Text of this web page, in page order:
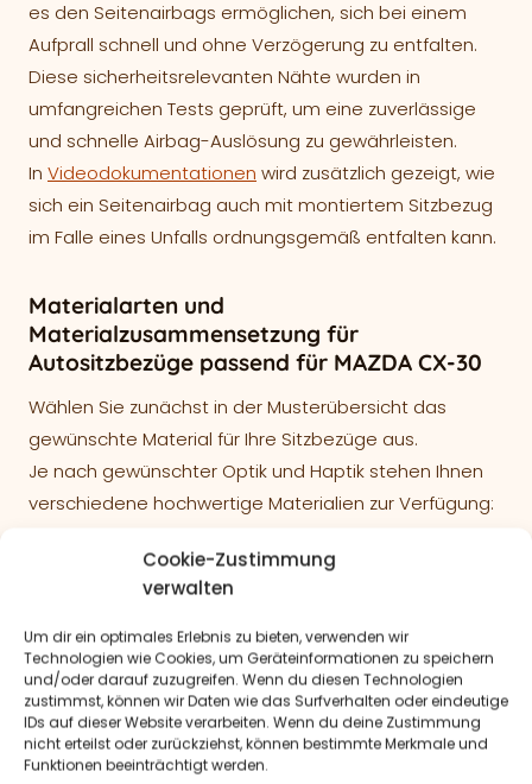
Cookie-Zustimmung
verwalten
Um dir ein optimales Erlebnis zu bieten, verwenden wir
Technologien wie Cookies, um Geräteinformationen zu speichern
und/oder darauf zuzugreifen. Wenn du diesen Technologien
zustimmst, können wir Daten wie das Surfverhalten oder eindeutige
IDs auf dieser Website verarbeiten. Wenn du deine Zustimmung
nicht erteilst oder zurückziehst, können bestimmte Merkmale und
Funktionen beeinträchtigt werden.
es den Seitenairbags ermöglichen, sich bei einem
Aufprall schnell und ohne Verzögerung zu entfalten.
Diese sicherheitsrelevanten Nähte wurden in
umfangreichen Tests geprüft, um eine zuverlässige
und schnelle Airbag-Auslösung zu gewährleisten.
In Videodokumentationen wird zusätzlich gezeigt, wie
sich ein Seitenairbag auch mit montiertem Sitzbezug
im Falle eines Unfalls ordnungsgemäß entfalten kann.
Materialarten und
Materialzusammensetzung für
Autositzbezüge passend für MAZDA CX-30
Wählen Sie zunächst in der Musterübersicht das
gewünschte Material für Ihre Sitzbezüge aus.
Je nach gewünschter Optik und Haptik stehen Ihnen
verschiedene hochwertige Materialien zur Verfügung:
Lederlook – Kunstleder
Oberfläche: 100% Polyurethan
Antarrlook-Wildlederoptik
100% Polyester (PES)
Velour & Textillook